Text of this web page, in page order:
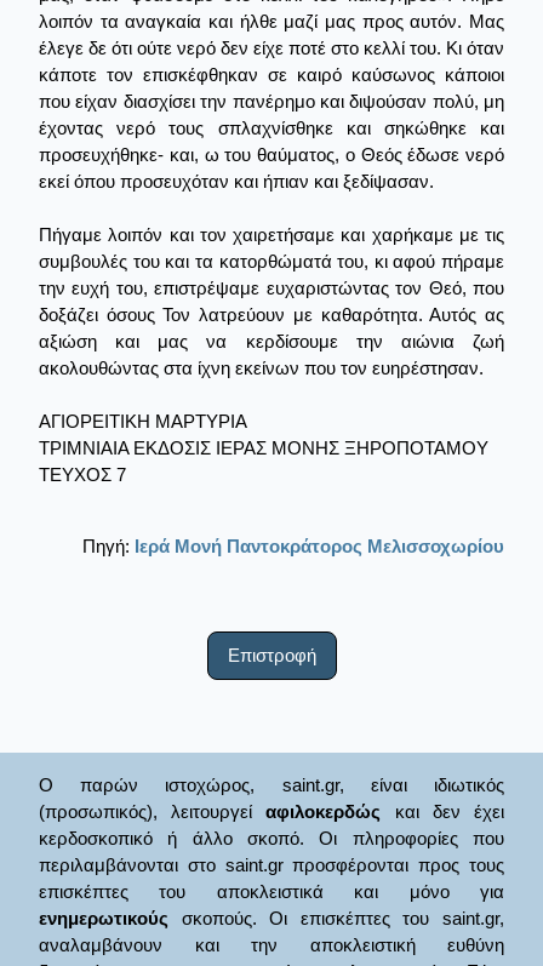
λοιπόν τα αναγκαία και ήλθε μαζί μας προς αυτόν. Μας
έλεγε δε ότι ούτε νερό δεν είχε ποτέ στο κελλί του. Κι όταν
κάποτε τον επισκέφθηκαν σε καιρό καύσωνος κάποιοι
που είχαν διασχίσει την πανέρημο και διψούσαν πολύ, μη
έχοντας νερό τους σπλαχνίσθηκε και σηκώθηκε και
προσευχήθηκε- και, ω του θαύματος, ο Θεός έδωσε νερό
εκεί όπου προσευχόταν και ήπιαν και ξεδίψασαν.
Πήγαμε λοιπόν και τον χαιρετήσαμε και χαρήκαμε με τις
συμβουλές του και τα κατορθώματά του, κι αφού πήραμε
την ευχή του, επιστρέψαμε ευχαριστώντας τον Θεό, που
δοξάζει όσους Τον λατρεύουν με καθαρότητα. Αυτός ας
αξιώση και μας να κερδίσουμε την αιώνια ζωή
ακολουθώντας στα ίχνη εκείνων που τον ευηρέστησαν.
ΑΓΙΟΡΕΙΤΙΚΗ ΜΑΡΤΥΡΙΑ
ΤΡΙΜΝΙΑΙΑ ΕΚΔΟΣΙΣ ΙΕΡΑΣ ΜΟΝΗΣ ΞΗΡΟΠΟΤΑΜΟΥ
ΤΕΥΧΟΣ 7
Πηγή: Ιερά Μονή Παντοκράτορος Μελισσοχωρίου
Επιστροφή
Ο παρών ιστοχώρος, saint.gr, είναι ιδιωτικός
(προσωπικός), λειτουργείαφιλοκερδώς και δεν έχει
κερδοσκοπικό ή άλλο σκοπό. Οι πληροφορίες που
περιλαμβάνονται στο saint.gr προσφέρονται προς τους
επισκέπτες του αποκλειστικά και μόνο για
ενημερωτικούς σκοπούς. Οι επισκέπτες του saint.gr,
αναλαμβάνουν και την αποκλειστική ευθύνη